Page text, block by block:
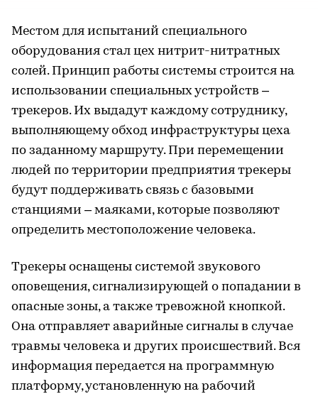
Местом для испытаний специального
оборудования стал цех нитрит-нитратных
солей. Принцип работы системы строится на
использовании специальных устройств –
трекеров. Их выдадут каждому сотруднику,
выполняющему обход инфраструктуры цеха
по заданному маршруту. При перемещении
людей по территории предприятия трекеры
будут поддерживать связь с базовыми
станциями – маяками, которые позволяют
определить местоположение человека.
Трекеры оснащены системой звукового
оповещения, сигнализирующей о попадании в
опасные зоны, а также тревожной кнопкой.
Она отправляет аварийные сигналы в случае
травмы человека и других происшествий. Вся
информация передается на программную
платформу, установленную на рабочий